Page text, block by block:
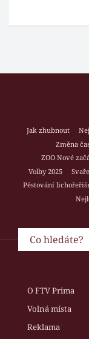
Jak zhubnout
Změna
ZOO Nové
Volby 2025
Pěstování
O FTV Prima
Volná místa
Reklama